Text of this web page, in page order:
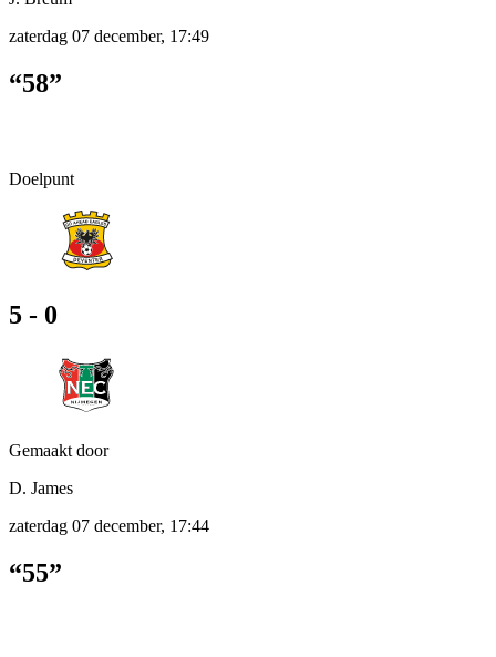
zaterdag 07 december, 17:49
“58”
Doelpunt
5 - 0
Gemaakt door
D. James
zaterdag 07 december, 17:44
“55”